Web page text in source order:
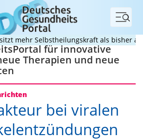
Menü
mehr Selbstheilungskraft als bisher
für innovative
Therapien und neue
bei viralen